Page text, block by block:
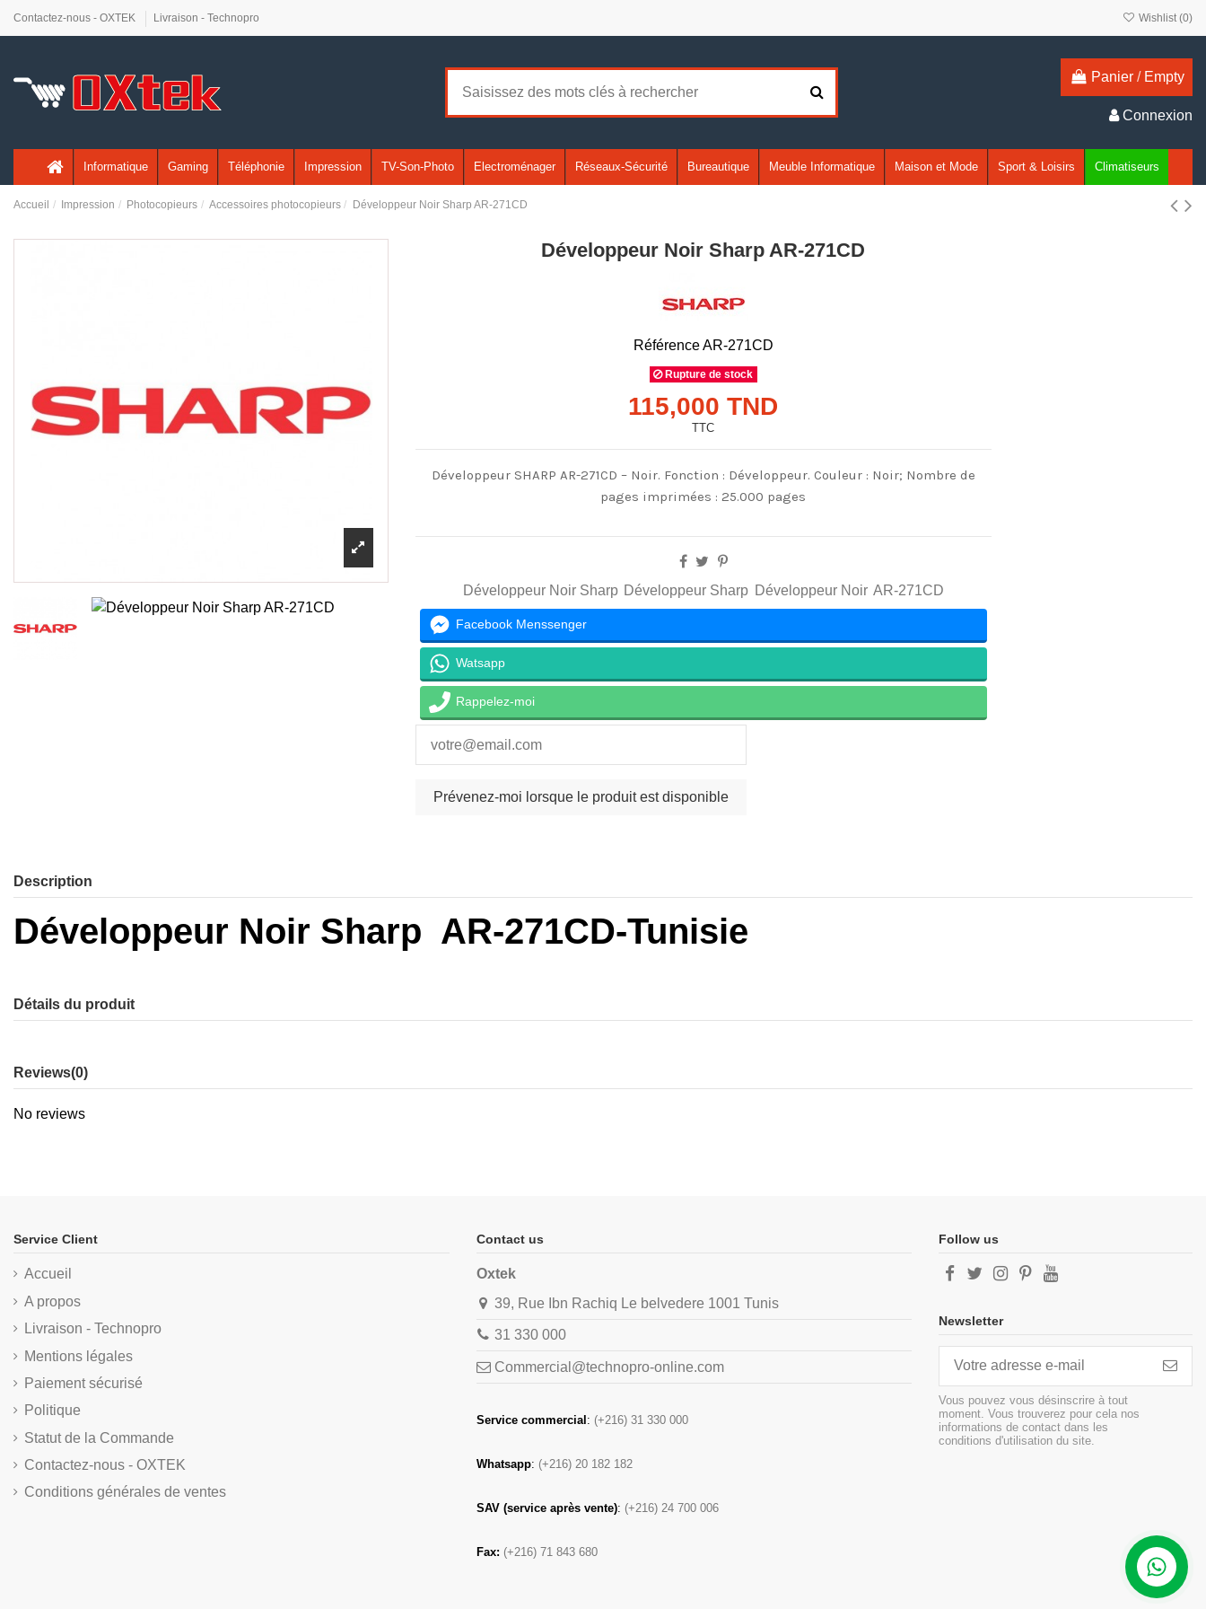
Contactez-nous - OXTEK Livraison - Technopro Wishlist (0)
Panier / Empty
Connexion
Informatique Gaming Téléphonie Impression TV-Son-Photo Electroménager Réseaux-Sécurité Bureautique Meuble Informatique Maison et Mode Sport & Loisirs Climatiseurs
Accueil Impression Photocopieurs Accessoires photocopieurs Développeur Noir Sharp AR-271CD
Développeur Noir Sharp AR-271CD
RéférenceAR-271CD
Rupture de stock
115,000 TND
TTC
Développeur SHARP AR-271CD – Noir. Fonction : Développeur. Couleur : Noir; Nombre de
pages imprimées : 25.000 pages
Développeur Noir Sharp Développeur Sharp Développeur Noir AR-271CD
Facebook Menssenger
Watsapp
Rappelez-moi
Description
Développeur Noir Sharp AR-271CD-Tunisie
Détails du produit
Reviews(0)
No reviews
Service Client
Accueil
A propos
Livraison - Technopro
Mentions légales
Paiement sécurisé
Politique
Statut de la Commande
Contactez-nous - OXTEK
Conditions générales de ventes
Contact us
Oxtek
39, Rue Ibn Rachiq Le belvedere 1001 Tunis
31 330 000
Commercial@technopro-online.com
Service commercial : (+216) 31 330 000
Whatsapp: (+216) 20 182 182
SAV (service après vente): (+216) 24 700 006
Fax: (+216) 71 843 680
Follow us
Newsletter
Vous pouvez vous désinscrire à tout
moment. Vous trouverez pour cela nos
informations de contact dans les
conditions d'utilisation du site.